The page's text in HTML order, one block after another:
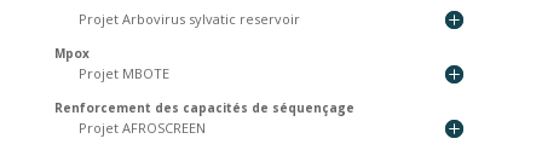
Projet Arbovirus sylvatic reservoir
Mpox
Projet MBOTE
Renforcement des capacités de séquençage
Projet AFROSCREEN